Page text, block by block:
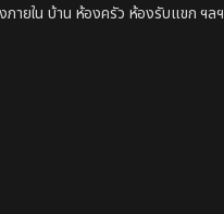
ายใน บ้าน ห้องครัว ห้องรับแขก ฯลฯ